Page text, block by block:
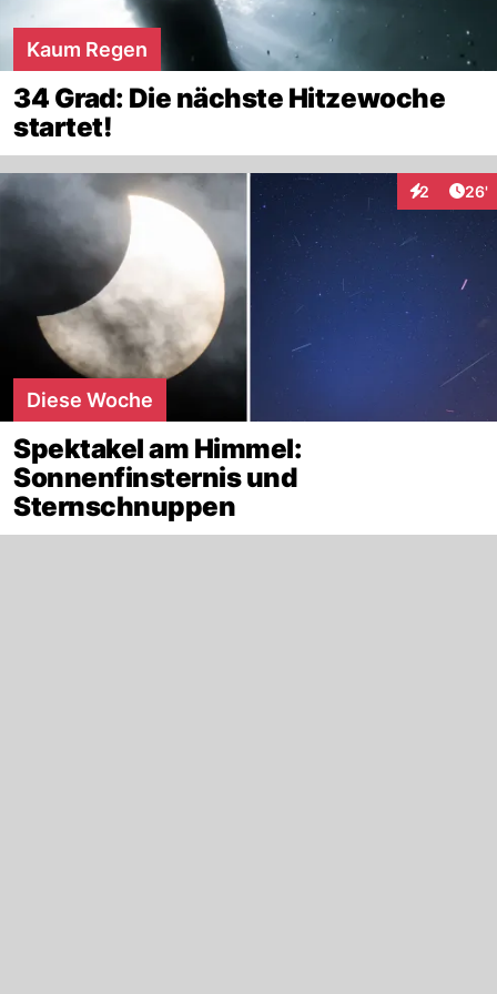
Kaum Regen
34 Grad: Die nächste Hitzewoche
startet!
2 26'
Diese Woche
Spektakel am Himmel:
Sonnenfinsternis und
Sternschnuppen